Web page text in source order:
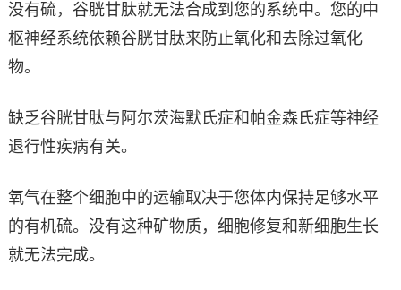
没有硫，谷胱甘肽就无法合成到您的系统中。您的中
枢神经系统依赖谷胱甘肽来防止氧化和去除过氧化
物。
缺乏谷胱甘肽与阿尔茨海默氏症和帕金森氏症等神经
退行性疾病有关。
氧气在整个细胞中的运输取决于您体内保持足够水平
的有机硫。没有这种矿物质，细胞修复和新细胞生长
就无法完成。